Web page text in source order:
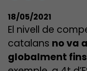
18/05/2021
El nivell de
catalans no va
globalment fins